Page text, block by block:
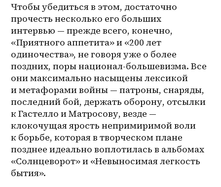
Чтобы убедиться в этом, достаточно
прочесть несколько его больших
интервью — прежде всего, конечно,
«Приятного аппетита» и «200 лет
одиночества», не говоря уже о более
поздних, поры национал-большевизма. Все
они максимально насыщены лексикой
и метафорами войны — патроны, снаряды,
последний бой, держать оборону, отсылки
к Гастелло и Матросову, везде —
клокочущая ярость непримиримой воли
к борьбе, которая в творческом плане
позднее идеально воплотилась в альбомах
«Солнцеворот» и «Невыносимая легкость
бытия».